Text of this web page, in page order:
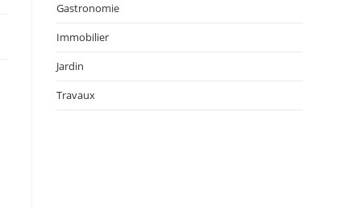
Gastronomie
Immobilier
Jardin
Travaux